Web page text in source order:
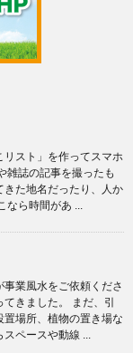
リスト」を作ってスマホ
雑誌の記事を撮ったも
た地名だったり、人か
なら時間があ ...
業風水をご依頼くださ
きました。 まだ、引
場所、植物の置き場な
スペースや動線 ...